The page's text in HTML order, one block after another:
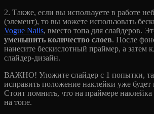
2. Также, если вы используете в работе
(элемент), то вы можете использовать
Vogue Nails, вместо топа для слайдеров.
уменьшить количество слоев. После
нанесите бескислотный праймер, а затем
слайдер-дизайн.
ВАЖНО! Уложите слайдер с 1 попытки,
исправить положение наклейки уже будет
Стоит помнить, что на праймере наклейка
на топе.